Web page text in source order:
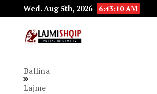
Wed. Aug 5th, 2026 6:43:12 AM
Ballina
Lajme